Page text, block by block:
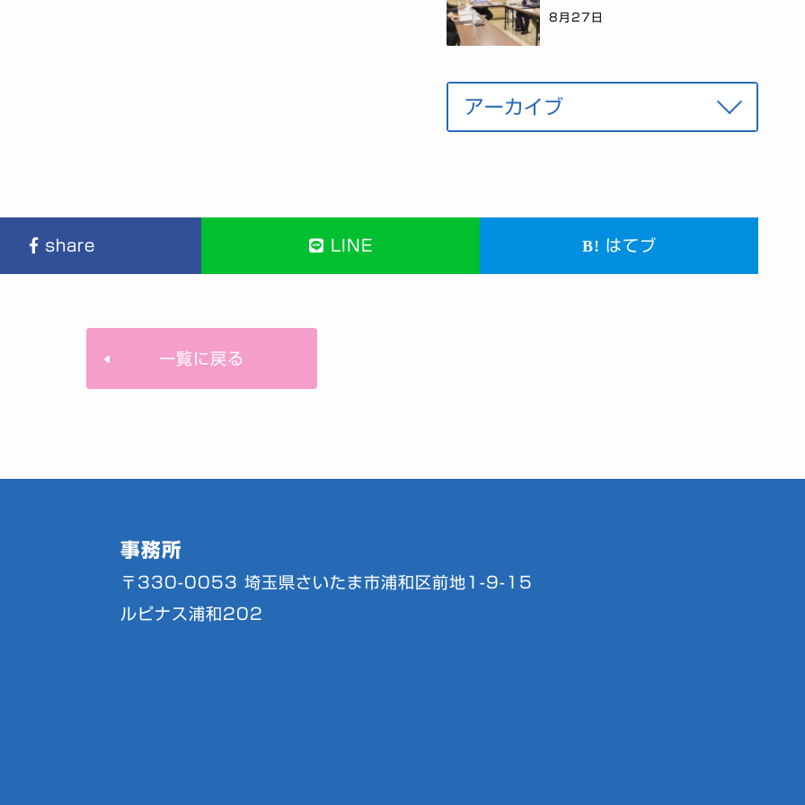
8月27日
share LINE はてブ
一覧に戻る
事務所
〒330-0053埼玉県さいたま市浦和区前地1-9-15
ルピナス浦和202